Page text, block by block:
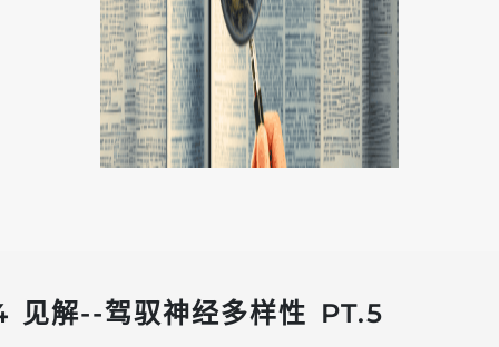
解--驾驭神经多样性 PT.5